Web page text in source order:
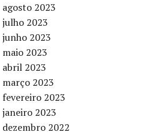
agosto 2023
julho 2023
junho 2023
maio 2023
abril 2023
março 2023
fevereiro 2023
janeiro 2023
dezembro 2022